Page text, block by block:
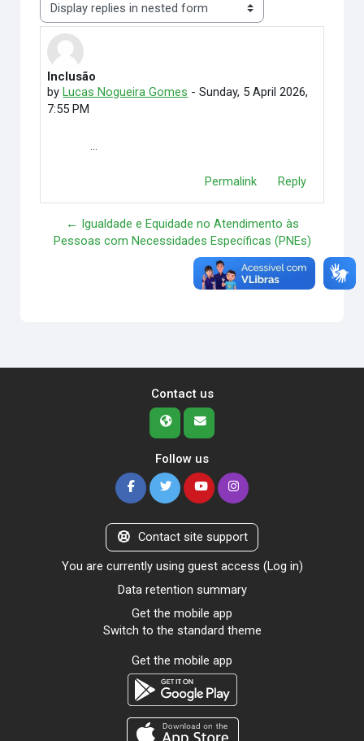
Display mode
Inclusão
by Lucas Nogueira Gomes -Sunday, 5 April 2026,
7:55 PM
Number of replies: 0
...
Permalink Reply
← Igualdade e Equidade no Atendimento às
Pessoas com Necessidades Específicas (PNEs)
Ok →
Contact us
Follow us
Contact site support
You are currently using guest access (Log in)
Data retention summary
Get the mobile app
Switch to the standard theme
Get the mobile app